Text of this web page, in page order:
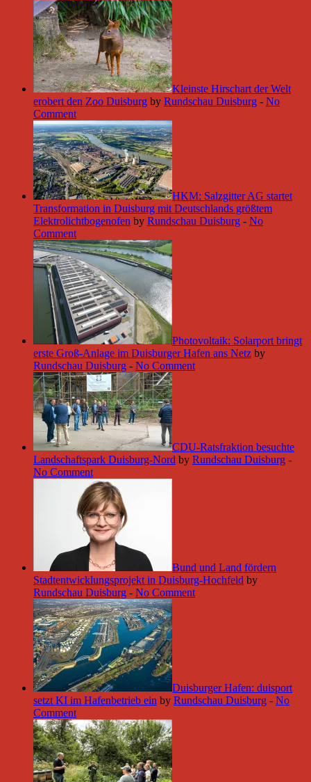
Kleinste Hirschart der Welt
erobert den Zoo Duisburg by Rundschau Duisburg - No
Comment
HKM: Salzgitter AG startet
Transformation in Duisburg mit Deutschlands größtem
Elektrolichtbogenofen by Rundschau Duisburg - No
Comment
Photovoltaik: Solarport bringt
erste Groß-Anlage im Duisburger Hafen ans Netz by
Rundschau Duisburg - No Comment
CDU-Ratsfraktion besuchte
Landschaftspark Duisburg-Nord by Rundschau Duisburg -
No Comment
Bund und Land fördern
Stadtentwicklungsprojekt in Duisburg-Hochfeld by
Rundschau Duisburg - No Comment
Duisburger Hafen: duisport
setzt KI im Hafenbetrieb ein by Rundschau Duisburg - No
Comment